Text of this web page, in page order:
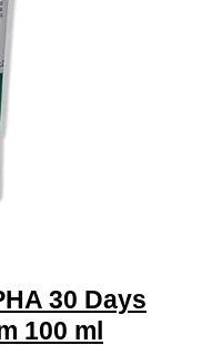
30 Days
100 ml